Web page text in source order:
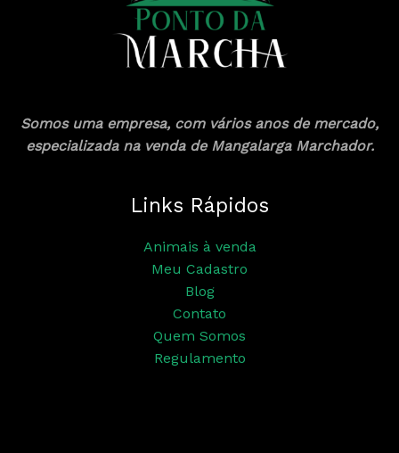
Somos uma empresa, com vários anos de mercado,
especializada na venda de Mangalarga Marchador.
Links Rápidos
Animais à venda
Meu Cadastro
Blog
Contato
Quem Somos
Regulamento